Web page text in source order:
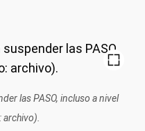
las PASO, incluso a nivel